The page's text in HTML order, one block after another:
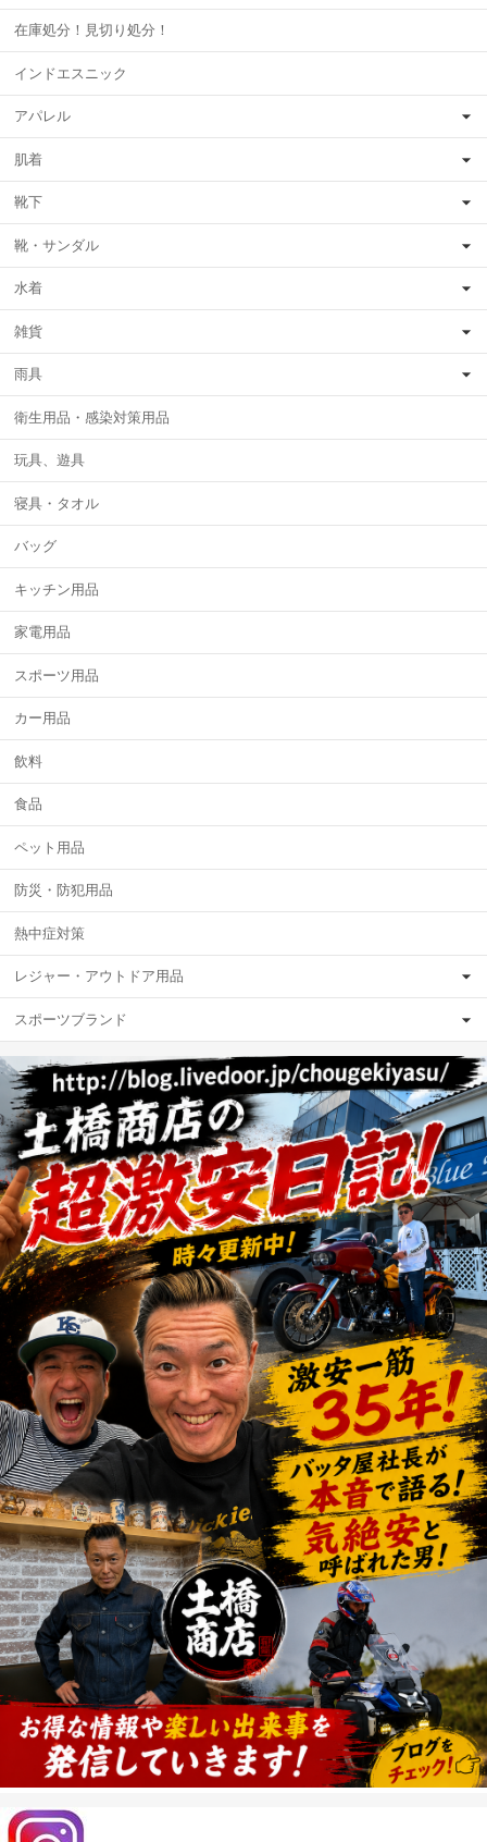
在庫処分！見切り処分！
インドエスニック
アパレル
肌着
靴下
靴・サンダル
水着
雑貨
雨具
衛生用品・感染対策用品
玩具、遊具
寝具・タオル
バッグ
キッチン用品
家電用品
スポーツ用品
カー用品
飲料
食品
ペット用品
防災・防犯用品
熱中症対策
レジャー・アウトドア用品
スポーツブランド